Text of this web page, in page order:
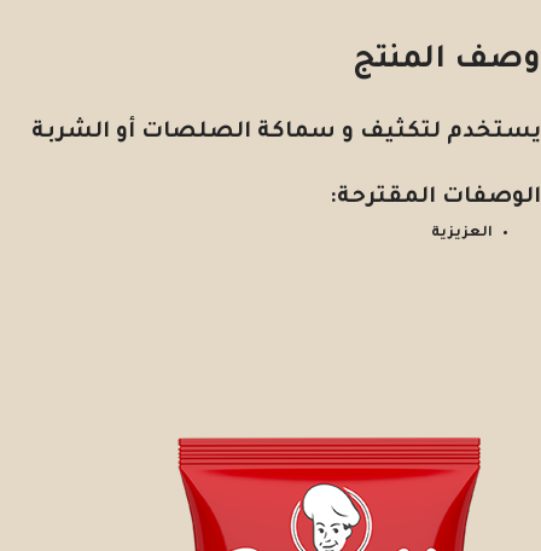
وصف المنتج
يستخدم لتكثيف و سماكة الصلصات أو الشربة
الوصفات المقترحة:
العزيزية